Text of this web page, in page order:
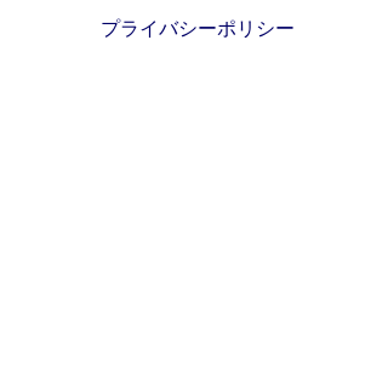
プライバシーポリシー